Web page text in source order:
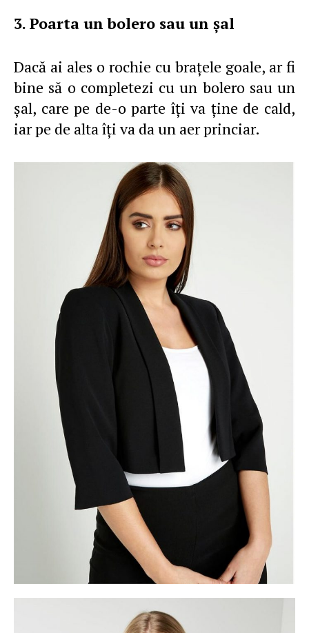
3. Poarta un bolero sau un şal
Dacă ai ales o rochie cu braţele goale, ar fi
bine să o completezi cu un bolero sau un
şal, care pe de-o parte îţi va ţine de cald,
iar pe de alta îţi va da un aer princiar.